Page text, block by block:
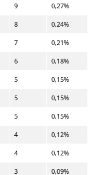
9 0,27%
8 0,24%
7 0,21%
6 0,18%
5 0,15%
5 0,15%
5 0,15%
4 0,12%
4 0,12%
3 0,09%